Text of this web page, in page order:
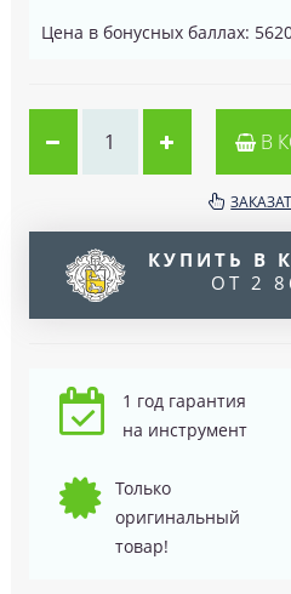
Цена в бонусных баллах:
В
КУПИТЬ В
ОТ 2
1 год гарантия
на инструмент
Только
оригинальный
товар!